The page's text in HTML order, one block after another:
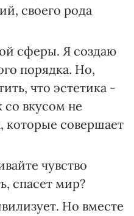
своего рода
сферы. Я создаю
порядка. Но,
что эстетика -
со вкусом не
которые совершает
чувство
спасет мир?
Но вместе